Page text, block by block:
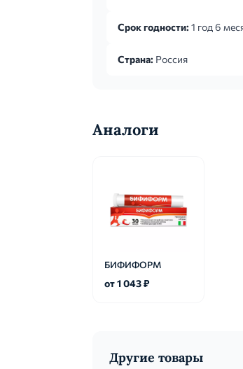
Срок годности: 1 год 6
Страна: Россия
Аналоги
БИФИФОРМ
от 1 043 ₽
Другие товары